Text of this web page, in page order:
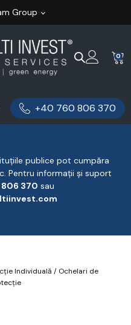
Group
0
+40 760 806 370
publice pot cumpăra
Pentru informații și suport
370 ‬ sau
Individuală / Ochelari de